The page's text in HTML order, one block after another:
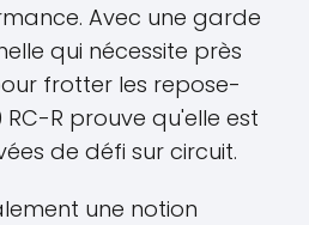
Avec une garde
qui nécessite près
frotter les repose-
RC-R prouve qu'elle est
de défi sur circuit.
une notion